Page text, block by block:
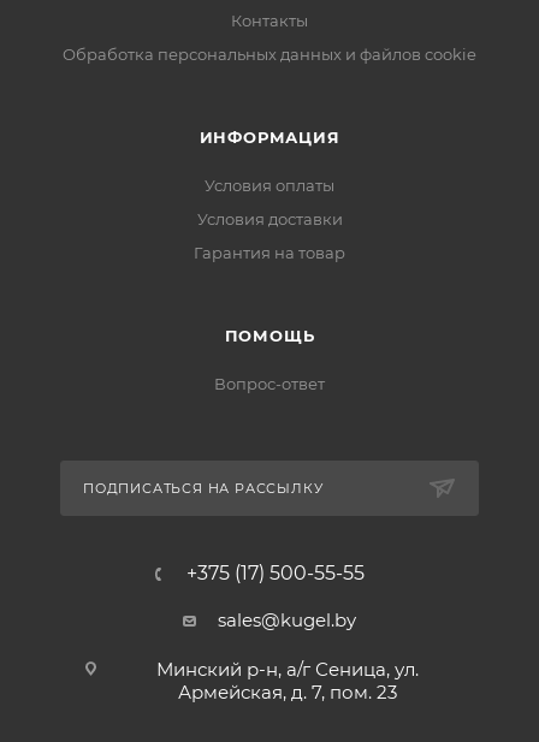
Контакты
Обработка персональных данных и файлов cookie
ИНФОРМАЦИЯ
Условия оплаты
Условия доставки
Гарантия на товар
ПОМОЩЬ
Вопрос-ответ
ПОДПИСАТЬСЯ НА РАССЫЛКУ
+375 (17) 500-55-55
sales@kugel.by
Минский р-н, а/г Сеница, ул.
Армейская, д. 7, пом. 23